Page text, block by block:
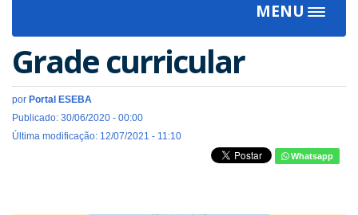
MENU
Toggle
Grade curricular
por Portal ESEBA
Publicado: 30/06/2020 - 00:00
Última modificação: 12/07/2021 - 11:10
Whatsapp